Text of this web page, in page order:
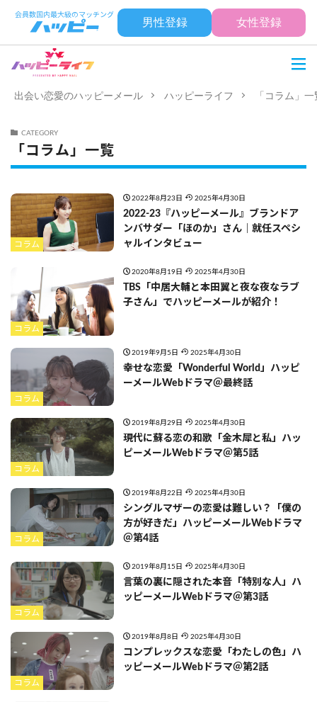
男性登録 女性登録
出会い恋愛のハッピーメール ハッピーライフ 「コラム」一
CATEGORY
「コラム」一覧
コラム
2022年8月23日 2025年4月30日
2022-23『ハッピーメール』ブランドア
ンバサダー「ほのか」さん｜就任スペシ
ャルインタビュー
コラム
2020年8月19日 2025年4月30日
TBS「中居大輔と本田翼と夜な夜なラブ
子さん」でハッピーメールが紹介！
コラム
2019年9月5日 2025年4月30日
幸せな恋愛「Wonderful World」ハッピ
ーメールWebドラマ＠最終話
コラム
2019年8月29日 2025年4月30日
現代に蘇る恋の和歌「金木犀と私」ハッ
ピーメールWebドラマ＠第5話
コラム
2019年8月22日 2025年4月30日
シングルマザーの恋愛は難しい？「僕の
方が好きだ」ハッピーメールWebドラマ
＠第4話
コラム
2019年8月15日 2025年4月30日
言葉の裏に隠された本音「特別な人」ハ
ッピーメールWebドラマ＠第3話
コラム
2019年8月8日 2025年4月30日
コンプレックスな恋愛「わたしの色」ハ
ッピーメールWebドラマ＠第2話